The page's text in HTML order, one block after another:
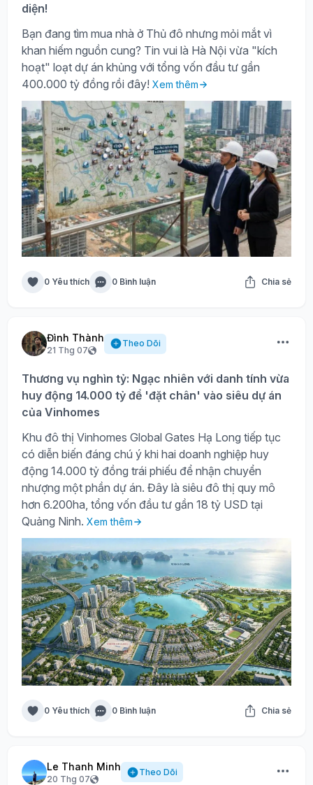
diện!
Bạn đang tìm mua nhà ở Thủ đô nhưng mỏi mắt vì
khan hiếm nguồn cung? Tin vui là Hà Nội vừa "kích
hoạt" loạt dự án khủng với tổng vốn đầu tư gần
400.000 tỷ đồng rồi đây! Xem thêm
0 Yêu thích 0 Bình luận Chia sẻ
Đình Thành
21 Thg 07
Theo Dõi
Thương vụ nghìn tỷ: Ngạc nhiên với danh tính vừa
huy động 14.000 tỷ để 'đặt chân' vào siêu dự án
của Vinhomes
Khu đô thị Vinhomes Global Gates Hạ Long tiếp tục
có diễn biến đáng chú ý khi hai doanh nghiệp huy
động 14.000 tỷ đồng trái phiếu để nhận chuyển
nhượng một phần dự án. Đây là siêu đô thị quy mô
hơn 6.200ha, tổng vốn đầu tư gần 18 tỷ USD tại
Quảng Ninh. Xem thêm
0 Yêu thích 0 Bình luận Chia sẻ
Le Thanh Minh
20 Thg 07
Theo Dõi